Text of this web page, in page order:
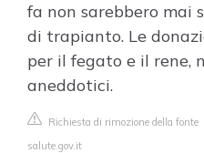
fa non sarebbero mai
di trapianto. Le
per il fegato e il rene,
aneddotici.
Richiesta di rimozione della fonte
salute.gov.it